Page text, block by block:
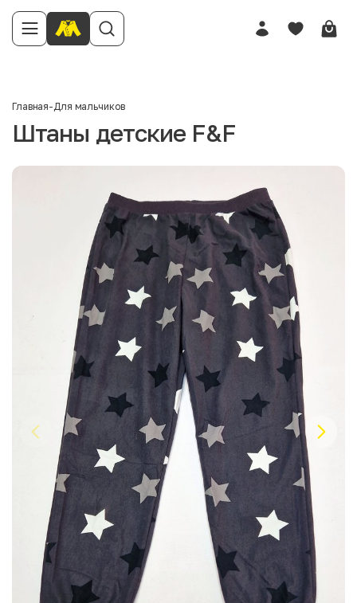
Главная-Для мальчиков
Штаны детские F&F